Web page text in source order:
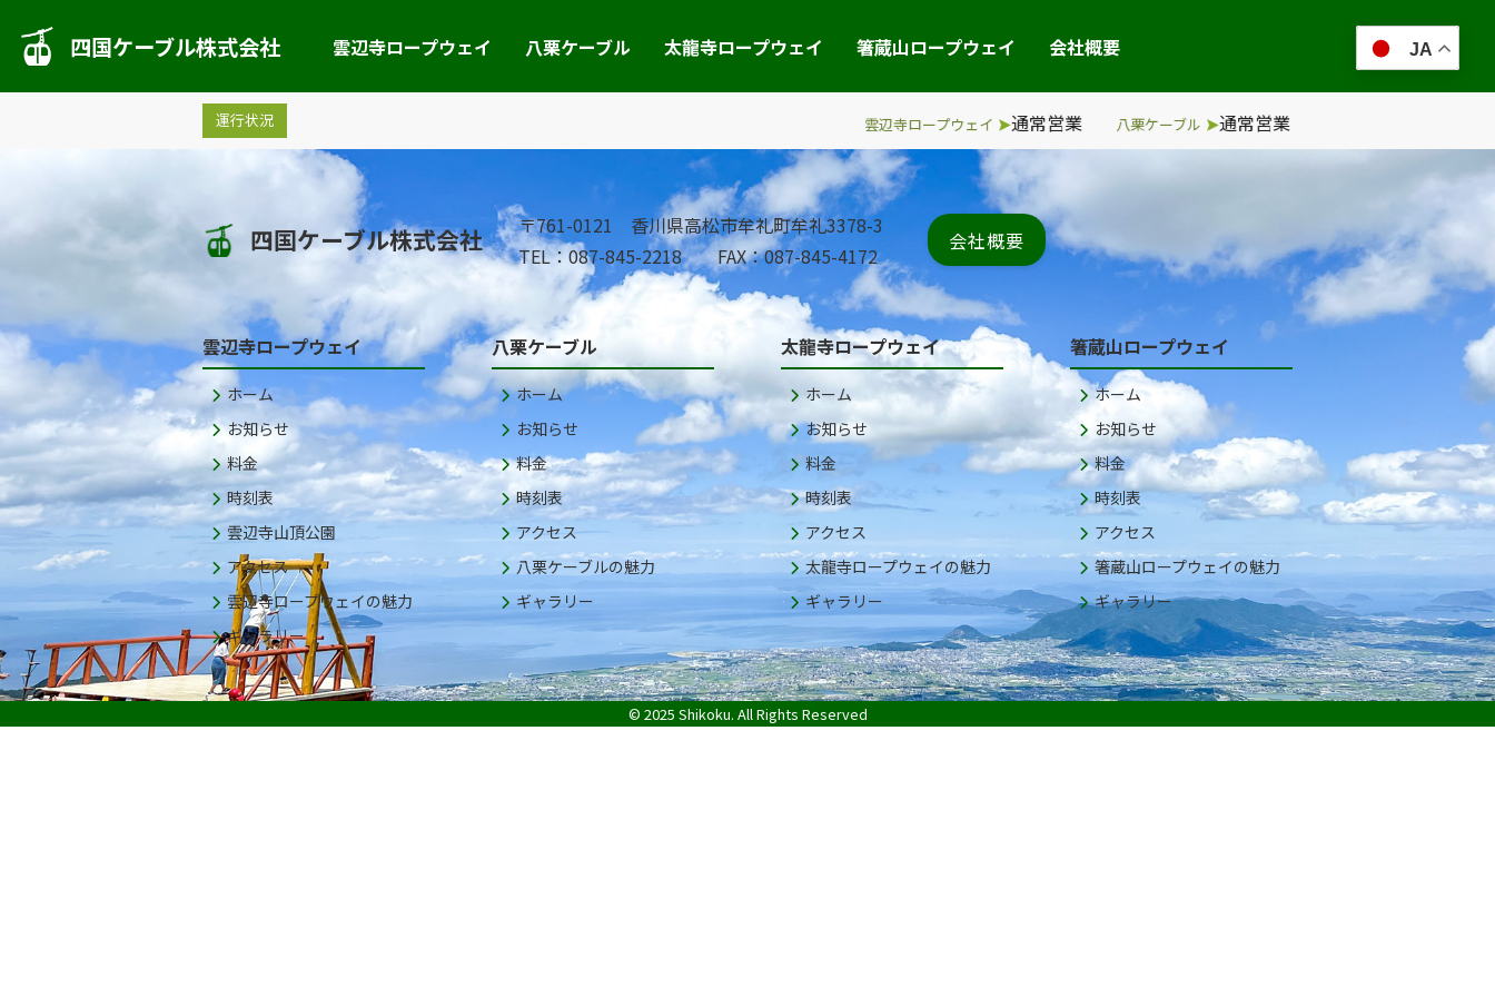
四国ケーブル株式会社 雲辺寺ロープウェイ 八栗ケーブル 太龍寺ロープウェイ 箸蔵山ロープウェイ 会社概要
運行状況 雲辺寺ロープウェイ 通常営業 八栗ケーブル 通常営業 太龍寺ロープウェー
JA
四国ケーブル株式会社
〒761-0121 香川県高松市牟礼町牟礼3378-3
TEL：087-845-2218 FAX：087-845-4172
会社概要
雲辺寺ロープウェイ
ホーム
お知らせ
料金
時刻表
雲辺寺山頂公園
アクセス
雲辺寺ロープウェイの魅力
ギャラリー
八栗ケーブル
ホーム
お知らせ
料金
時刻表
アクセス
八栗ケーブルの魅力
ギャラリー
太龍寺ロープウェイ
ホーム
お知らせ
料金
時刻表
アクセス
太龍寺ロープウェイの魅力
ギャラリー
箸蔵山ロープウェイ
ホーム
お知らせ
料金
時刻表
アクセス
箸蔵山ロープウェイの魅力
ギャラリー
© 2025 Shikoku. All Rights Reserved